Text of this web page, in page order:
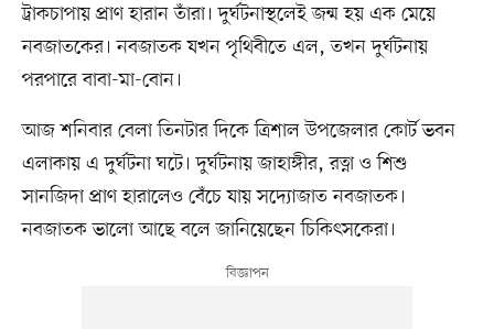
ট্রাকচাপায় প্রাণ হারান তাঁরা। দুর্ঘটনাস্থলেই জন্ম হয় এক মেয়ে
নবজাতকের। নবজাতক যখন পৃথিবীতে এল, তখন দুর্ঘটনায়
পরপারে বাবা-মা-বোন।
আজ শনিবার বেলা তিনটার দিকে ত্রিশাল উপজেলার কোর্ট ভবন
এলাকায় এ দুর্ঘটনা ঘটে। দুর্ঘটনায় জাহাঙ্গীর, রত্না ও শিশু
সানজিদা প্রাণ হারালেও বেঁচে যায় সদ্যোজাত নবজাতক।
নবজাতক ভালো আছে বলে জানিয়েছেন চিকিৎসকেরা।